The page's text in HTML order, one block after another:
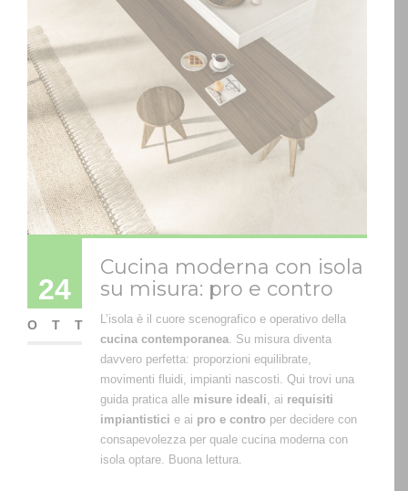
24
OTT
Cucina moderna con isola
su misura: pro e contro
L’isola è il cuore scenografico e operativo della
cucina contemporanea. Su misura diventa
davvero perfetta: proporzioni equilibrate,
movimenti fluidi, impianti nascosti. Qui trovi una
guida pratica alle misure ideali, ai requisiti
impiantistici e ai pro e contro per decidere con
consapevolezza per quale cucina moderna con
isola optare. Buona lettura.